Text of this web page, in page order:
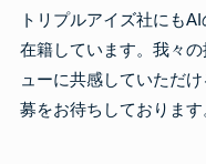
トリプルアイズ社にも
在籍しています。我々
ューに共感していただ
募をお待ちしております